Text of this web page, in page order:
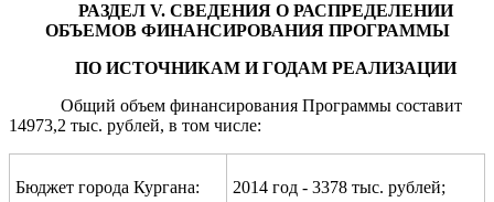
РАЗДЕЛV. СВЕДЕНИЯ О РАСПРЕДЕЛЕНИИ
ОБЪЕМОВ ФИНАНСИРОВАНИЯ ПРОГРАММЫ
ПО ИСТОЧНИКАМ И ГОДАМ РЕАЛИЗАЦИИ
Общий объем финансирования Программы составит
14973,2 тыс. рублей, в том числе:
Бюджет города Кургана: 2014 год - 3378 тыс. рублей;